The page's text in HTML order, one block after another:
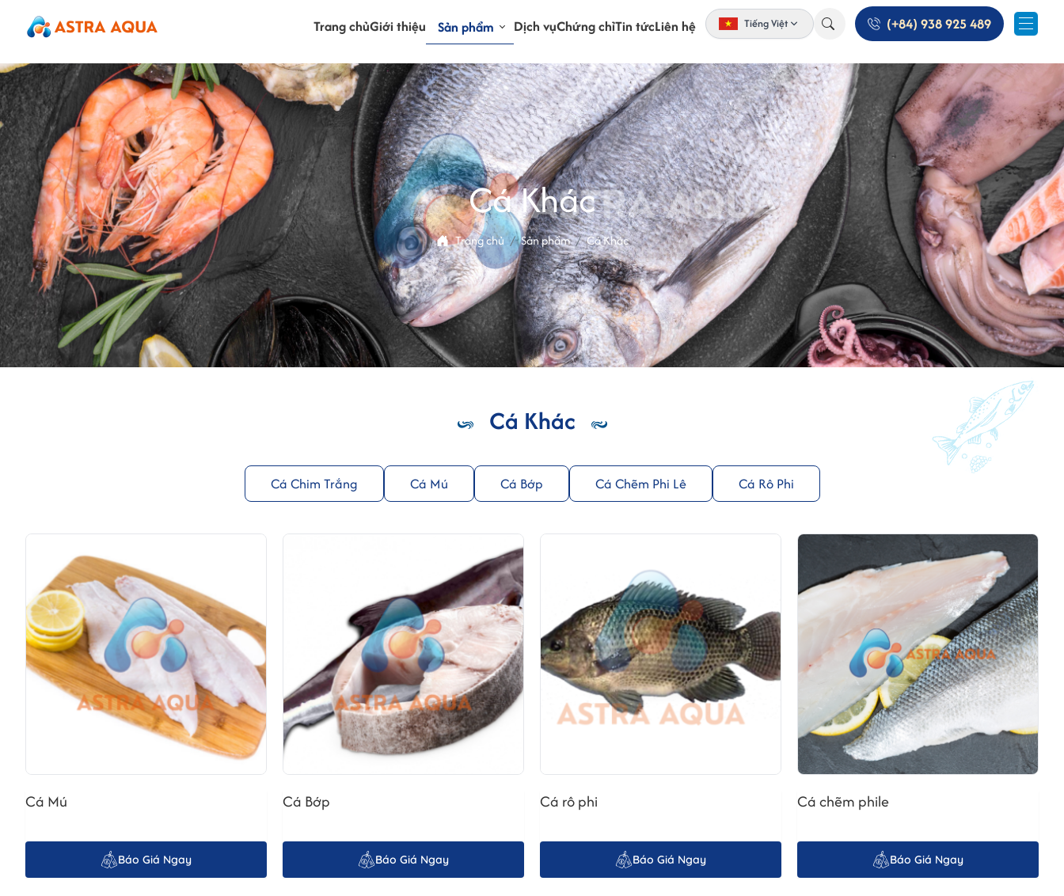
Trang chủGiới thiệu Sản phẩm Dịch vụChứng chỉTin tứcLiên hệ Tiếng Việt (+84) 938 925 489
Cá Khác
Trang chủ Sản phẩm Cá Khác
Cá Khác
Cá Chim Trắng Cá Mú Cá Bớp Cá Chẽm Phi Lê Cá Rô Phi
Cá Mú
Báo Giá Ngay
Cá Bớp
Báo Giá Ngay
Cá rô phi
Báo Giá Ngay
Cá chẽm phile
Báo Giá Ngay